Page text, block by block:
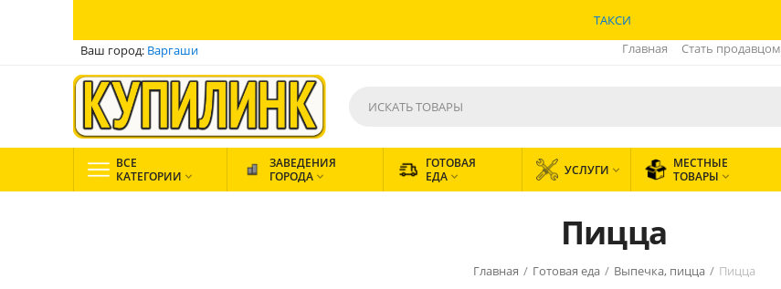
ТАКСИ
Ваш город: Варгаши Главная Стать продавцом
ВСЕ
КАТЕГОРИИ 
ЗАВЕДЕНИЯ
ГОРОДА 
ГОТОВАЯ
ЕДА  УСЛУГИ 
МЕСТНЫЕ
ТОВАРЫ 
Пицца
Главная / Готовая еда / Выпечка, пицца / Пицца